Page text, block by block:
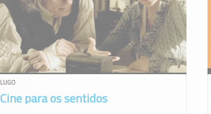
LUGO
Cine para os sentidos